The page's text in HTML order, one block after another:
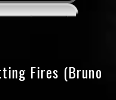
Fires (Bruno